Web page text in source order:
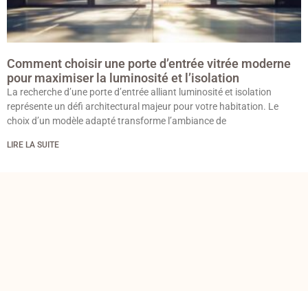
Comment choisir une porte d’entrée vitrée moderne
pour maximiser la luminosité et l’isolation
La recherche d’une porte d’entrée alliant luminosité et isolation
représente un défi architectural majeur pour votre habitation. Le
choix d’un modèle adapté transforme l’ambiance de
LIRE LA SUITE